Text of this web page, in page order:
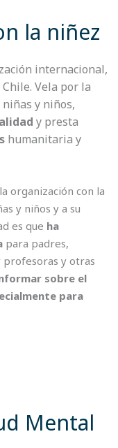
la niñez
internacional,
Vela por la
niñas y niños,
y presta
humanitaria y
organización con la
y niños y a su
es que ha
para padres,
profesoras y otras
sobre el
para
Mental